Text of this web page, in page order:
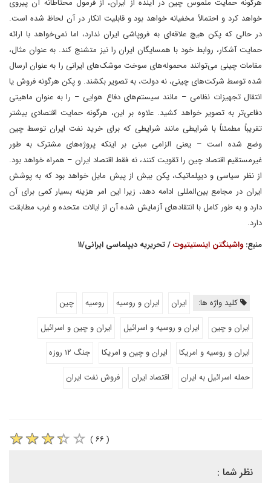
هرگونه حمایت ملموس چین در آینده از ایران، از فرمول محتاطانه آن پیروی
خواهد کرد و احتمالاً مخفیانه خواهد بود و قابلیت انکار در آن لحاظ شده است.
در حالی که پکن هیچ علاقه‌ای به فروپاشی ایران ندارد، اما نمی‌خواهد با ارائه
حمایت آشکار، روابط خود با همسایگان ایران را نیز متشنج کند. به عنوان مثال،
مقامات چینی می‌توانند محموله‌های سوخت موشک‌های ایرانی را به عنوان ارسال
شده توسط شرکت‌های چینی، نه دولت، به تصویر بکشند. و پکن هرگونه فروش یا
انتقال تجهیزات نظامی – مانند سیستم‌های دفاع هوایی – را به عنوان ماهیتی
دفاعی‌تر به تصویر خواهد کشید. علاوه بر این، هرگونه حمایت اقتصادی بیشتر
تقریباً مطمئناً با شرایطی مانند شرایطی که برای خرید نفت ایران توسط چین
وضع شده است – یعنی الزامی مبنی بر اینکه پروژه‌های مشترک به طور
غیرمستقیم اقتصاد چین را تقویت کنند، نه فقط اقتصاد ایران – همراه خواهد بود.
از نظر سیاسی و دیپلماتیک، پکن بیش از پیش مایل خواهد بود که به پوشش
ایران در مجامع بین‌المللی ادامه دهد، زیرا این امر هزینه بسیار کمی برای آن
دارد و به طور کامل با انتقادهای آزمایش شده آن از ایالات متحده و غرب مطابقت
دارد.
منبع:واشینگتن اینستیتیوت/ تحریریه دیپلماسی ایرانی/۱۱
کلید واژه ها: ایران ایران و روسیه روسیه
چین
ایران و چین
ایران و روسیه و اسرائیل
ایران و چین و اسرائیل
ایران و روسیه و امریکا
ایران و چین و امریکا
جنگ ۱۲ روزه
حمله اسرائیل به ایران
اقتصاد ایران فروش نفت ایران
( ۶۶ )
نظر شما :